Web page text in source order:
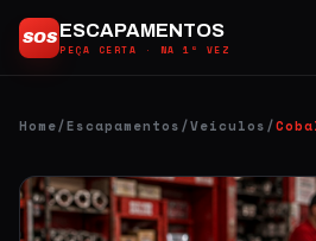
paraSOS ESCAPAMENTOS
PEÇA CERTA · NA 1ª VEZ
Home/Escapamentos/Veículos/